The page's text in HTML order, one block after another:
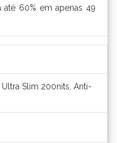
até 60% em apenas 49
Ultra Slim 200nits, Anti-